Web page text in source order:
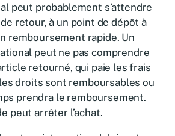
peut probablement s’attendre
retour, à un point de dépôt à
remboursement rapide. Un
peut ne pas comprendre
retourné, qui paie les frais
droits sont remboursables ou
prendra le remboursement.
peut arrêter l’achat.